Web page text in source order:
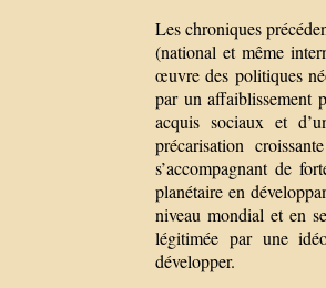
Les chroniques
(national et même
œuvre des politiques
par un affaiblissement
acquis sociaux et
précarisation
s’accompagnant de
planétaire en
niveau mondial et en
légitimée par une
développer.